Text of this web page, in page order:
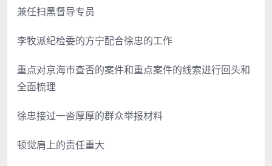
兼任扫黑督导专员
李牧派纪检委的方宁配合徐忠的工作
重点对京海市查否的案件和重点案件的线索进行回头和
全面梳理
徐忠接过一沓厚厚的群众举报材料
顿觉肩上的责任重大